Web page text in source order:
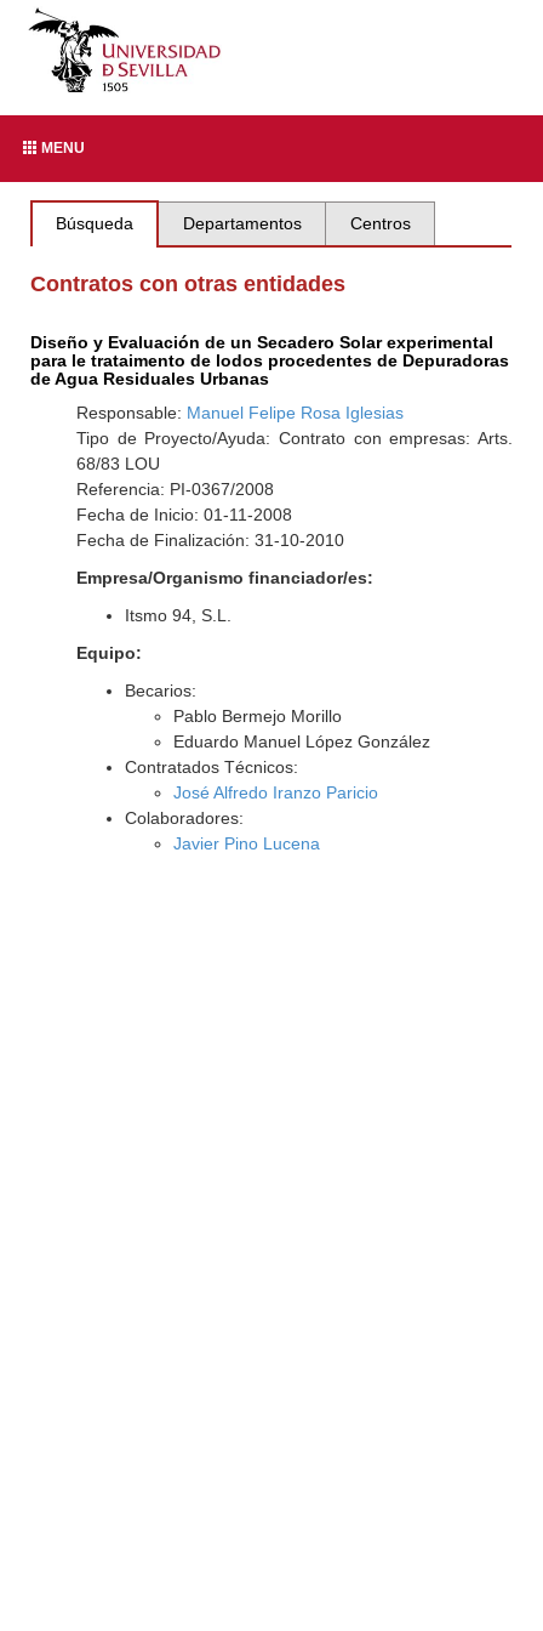
MENU
Búsqueda Departamentos Centros
Contratos con otras entidades
Diseño y Evaluación de un Secadero Solar experimental
para le trataimento de lodos procedentes de Depuradoras
de Agua Residuales Urbanas
Responsable: Manuel Felipe Rosa Iglesias
Tipo de Proyecto/Ayuda: Contrato con empresas: Arts.
68/83 LOU
Referencia: PI-0367/2008
Fecha de Inicio: 01-11-2008
Fecha de Finalización: 31-10-2010
Empresa/Organismo financiador/es:
Itsmo 94, S.L.
Equipo:
Becarios:
Pablo Bermejo Morillo
Eduardo Manuel López González
Contratados Técnicos:
José Alfredo Iranzo Paricio
Colaboradores:
Javier Pino Lucena